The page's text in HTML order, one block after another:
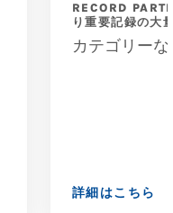
RECORD
り重要記録の大
カテゴリー
詳細はこちら